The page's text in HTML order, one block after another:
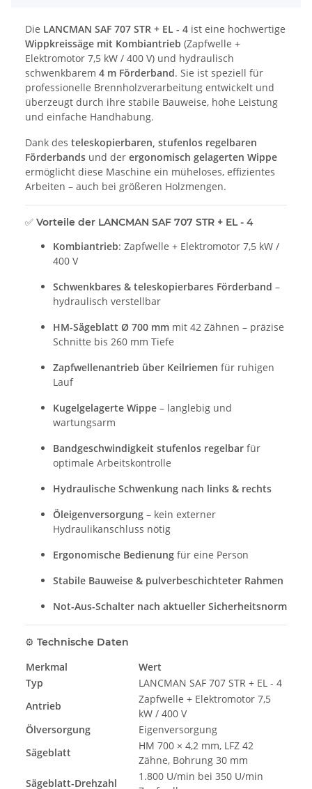
Die LANCMAN SAF 707 STR + EL - 4 ist eine hochwertige
Wippkreissäge mit Kombiantrieb (Zapfwelle +
Elektromotor 7,5 kW / 400 V) und hydraulisch
schwenkbarem 4 m Förderband. Sie ist speziell für
professionelle Brennholzverarbeitung entwickelt und
überzeugt durch ihre stabile Bauweise, hohe Leistung
und einfache Handhabung.
Dank des teleskopierbaren, stufenlos regelbaren
Förderbands und der ergonomisch gelagerten Wippe
ermöglicht diese Maschine ein müheloses, effizientes
Arbeiten – auch bei größeren Holzmengen.
✅ Vorteile der LANCMAN SAF 707 STR + EL - 4
Kombiantrieb: Zapfwelle + Elektromotor 7,5 kW /
400 V
Schwenkbares & teleskopierbares Förderband –
hydraulisch verstellbar
HM-Sägeblatt Ø 700 mm mit 42 Zähnen – präzise
Schnitte bis 260 mm Tiefe
Zapfwellenantrieb über Keilriemen für ruhigen
Lauf
Kugelgelagerte Wippe – langlebig und
wartungsarm
Bandgeschwindigkeit stufenlos regelbar für
optimale Arbeitskontrolle
Hydraulische Schwenkung nach links & rechts
Öleigenversorgung – kein externer
Hydraulikanschluss nötig
Ergonomische Bedienung für eine Person
Stabile Bauweise & pulverbeschichteter Rahmen
Not-Aus-Schalter nach aktueller Sicherheitsnorm
⚙️ Technische Daten
Merkmal
Wert
Typ
LANCMAN SAF 707 STR + EL - 4
Antrieb
Zapfwelle + Elektromotor 7,5
kW / 400 V
Ölversorgung
Eigenversorgung
Sägeblatt
HM 700 × 4,2 mm, LFZ 42
Zähne, Bohrung 30 mm
Sägeblatt-Drehzahl
1.800 U/min bei 350 U/min